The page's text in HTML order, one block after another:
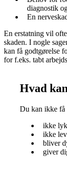
diagnostik
En
En erstatning vil
skaden. I nogle
kan få godtgørelse
for f.eks. tabt
Hvad
Du kan ikke få
ikke
ikke
bliver
giver